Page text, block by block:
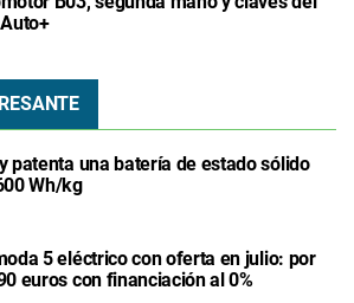
patenta una batería de estado sólido
Wh/kg
5 eléctrico con oferta en julio: por
euros con financiación al 0%